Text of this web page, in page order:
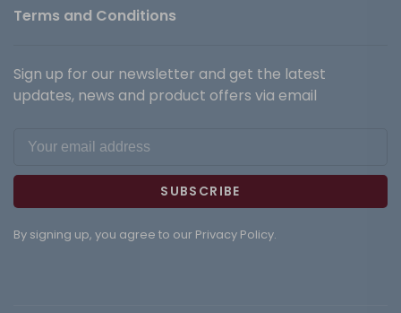
Terms and Conditions
Sign up for our newsletter and get the latest
updates, news and product offers via email
SUBSCRIBE
By signing up, you agree to our Privacy Policy.